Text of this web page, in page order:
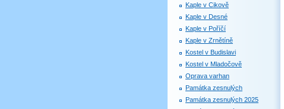
Kaple v Cikově
Kaple v Desné
Kaple v Poříčí
Kaple v Zrnětíně
Kostel v Budislavi
Kostel v Mladočově
Oprava varhan
Památka zesnulých
Památka zesnulých 2025